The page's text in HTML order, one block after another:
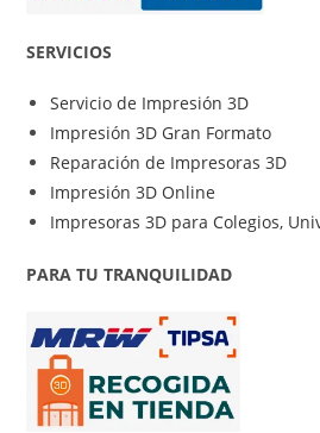
SERVICIOS
Servicio de Impresión 3D
Impresión 3D Gran Formato
Reparación de Impresoras 3D
Impresión 3D Online
Impresoras 3D para Colegios,
PARA TU TRANQUILIDAD